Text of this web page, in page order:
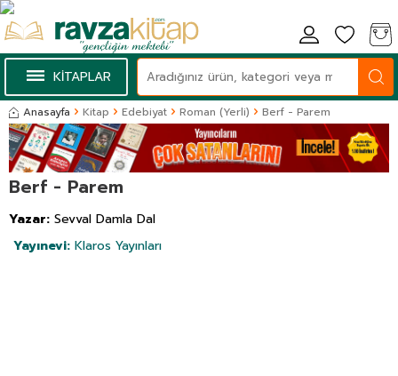
KİTAPLAR
Anasayfa Kitap Edebiyat Roman (Yerli) Berf - Parem
Berf - Parem
Yazar: Sevval Damla Dal
Yayınevi: Klaros Yayınları